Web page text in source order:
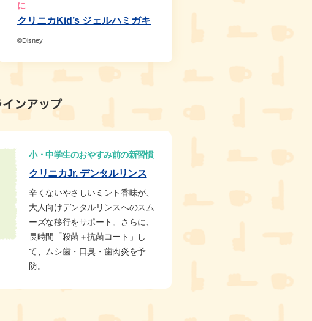
に
クリニカKid’s ジェルハミガキ
©Disney
小・中学生のおやすみ前の新習慣
クリニカJr. デンタルリンス
辛くないやさしいミント香味が、
大人向けデンタルリンスへのスム
ーズな移行をサポート。さらに、
長時間「殺菌＋抗菌コート」し
て、ムシ歯・口臭・歯肉炎を予
防。